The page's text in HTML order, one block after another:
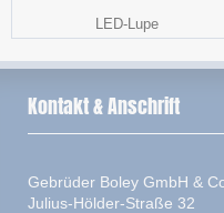
LED-Lupe
Kontakt & Anschrift
Gebrüder Boley GmbH &
Julius-Hölder-Straße 32